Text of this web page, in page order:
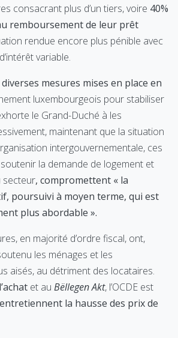
consacrant plus d’un tiers, voire 40%
remboursement de leur prêt
rendue encore plus pénible avec
variable.
diverses mesures mises en place en
luxembourgeois pour stabiliser
le Grand-Duché à les
maintenant que la situation
intergouvernementale, ces
la demande de logement et
secteur, compromettent « la
poursuivi à moyen terme, qui est
plus abordable ».
en majorité d’ordre fiscal, ont,
les ménages et les
aisés, au détriment des locataires.
et au Bëllegen Akt, l’OCDE est
la hausse des prix de